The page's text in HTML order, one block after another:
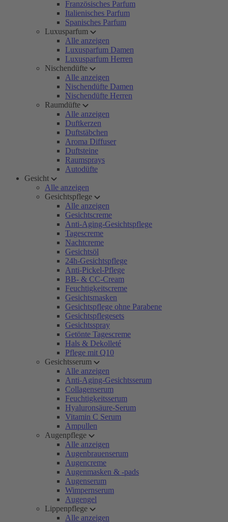
Französisches Parfum
Italienisches Parfum
Spanisches Parfum
Luxusparfum
Alle anzeigen
Luxusparfum Damen
Luxusparfum Herren
Nischendüfte
Alle anzeigen
Nischendüfte Damen
Nischendüfte Herren
Raumdüfte
Alle anzeigen
Duftkerzen
Duftstäbchen
Aroma Diffuser
Duftsteine
Raumsprays
Autodüfte
Gesicht
Alle anzeigen
Gesichtspflege
Alle anzeigen
Gesichtscreme
Anti-Aging-Gesichtspflege
Tagescreme
Nachtcreme
Gesichtsöl
24h-Gesichtspflege
Anti-Pickel-Pflege
BB- & CC-Cream
Feuchtigkeitscreme
Gesichtsmasken
Gesichtspflege ohne Parabene
Gesichtspflegesets
Gesichtsspray
Getönte Tagescreme
Hals & Dekolleté
Pflege mit Q10
Gesichtsserum
Alle anzeigen
Anti-Aging-Gesichtsserum
Collagenserum
Feuchtigkeitsserum
Hyaluronsäure-Serum
Vitamin C Serum
Ampullen
Augenpflege
Alle anzeigen
Augenbrauenserum
Augencreme
Augenmasken & -pads
Augenserum
Wimpernserum
Augengel
Lippenpflege
Alle anzeigen